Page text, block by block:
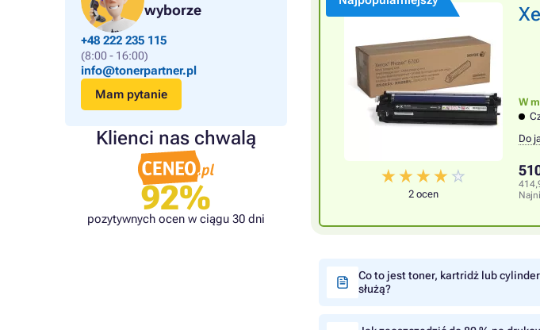
wyborze
+48 222 235 115
(8:00 - 16:00)
info@tonerpartner.pl
Mam pytanie
Klienci nas chwalą
92%
pozytywnych ocen w ciągu 30 dni
2 ocen
W
Do
Co to jest toner, kartridż lub
służą?